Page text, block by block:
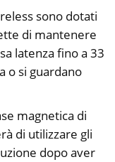
sono dotati
di mantenere
latenza fino a 33
o si guardano
magnetica di
di utilizzare gli
dopo aver